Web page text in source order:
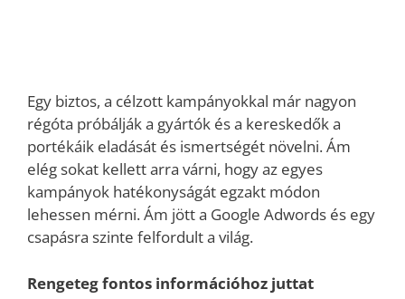
Egy biztos, a célzott kampányokkal már nagyon
régóta próbálják a gyártók és a kereskedők a
portékáik eladását és ismertségét növelni. Ám
elég sokat kellett arra várni, hogy az egyes
kampányok hatékonyságát egzakt módon
lehessen mérni. Ám jött a Google Adwords és egy
csapásra szinte felfordult a világ.
Rengeteg fontos információhoz juttat